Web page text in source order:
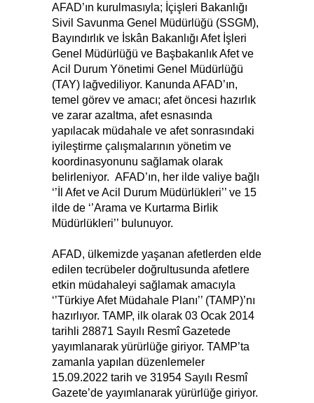
AFAD’ın kurulmasıyla; İçişleri Bakanlığı
Sivil Savunma Genel Müdürlüğü (SSGM),
Bayındırlık ve İskân Bakanlığı Afet İşleri
Genel Müdürlüğü ve Başbakanlık Afet ve
Acil Durum Yönetimi Genel Müdürlüğü
(TAY) lağvediliyor. Kanunda AFAD’ın,
temel görev ve amacı; afet öncesi hazırlık
ve zarar azaltma, afet esnasında
yapılacak müdahale ve afet sonrasındaki
iyileştirme çalışmalarının yönetim ve
koordinasyonunu sağlamak olarak
belirleniyor. AFAD’ın, her ilde valiye bağlı
‘’İl Afet ve Acil Durum Müdürlükleri’’ ve 15
ilde de ‘’Arama ve Kurtarma Birlik
Müdürlükleri’’ bulunuyor.
AFAD, ülkemizde yaşanan afetlerden elde
edilen tecrübeler doğrultusunda afetlere
etkin müdahaleyi sağlamak amacıyla
‘’Türkiye Afet Müdahale Planı’’ (TAMP)’nı
hazırlıyor. TAMP, ilk olarak 03 Ocak 2014
tarihli 28871 Sayılı Resmî Gazetede
yayımlanarak yürürlüğe giriyor. TAMP’ta
zamanla yapılan düzenlemeler
15.09.2022 tarih ve 31954 Sayılı Resmî
Gazete’de yayımlanarak yürürlüğe giriyor.